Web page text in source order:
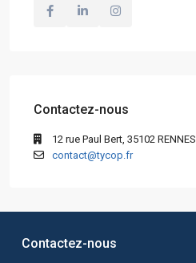
Contactez-nous
12 rue Paul Bert, 35102 RENNES
contact@tycop.fr
Contactez-nous